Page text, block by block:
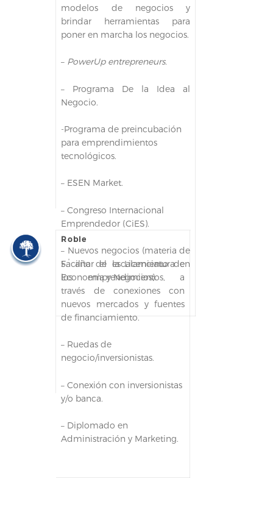
modelos de negocios y
brindar herramientas para
poner en marcha los negocios.
– PowerUp entrepreneurs.
– Programa De la Idea al
Negocio.
-Programa de preincubación
para emprendimientos
tecnológicos.
– ESEN Market.
– Congreso Internacional
Emprendedor (CiES).
– Nuevos negocios (materia de
5.°año de la Licenciatura en
Economía y Negocios).
Roble
Facilitar el escalamiento de
los emprendimientos, a
través de conexiones con
nuevos mercados y fuentes
de financiamiento.
– Ruedas de
negocio/inversionistas.
– Conexión con inversionistas
y/o banca.
– Diplomado en
Administración y Marketing.